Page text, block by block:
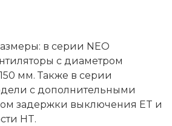
в серии NEO
с диаметром
мм. Также в серии
с дополнительными
задержки выключения ET и
HT.